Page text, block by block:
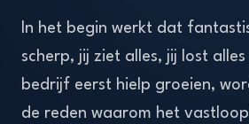
In het begin werkt dat
scherp, jij ziet alles, jij lost
bedrijf eerst hielp groeien,
de reden waarom het